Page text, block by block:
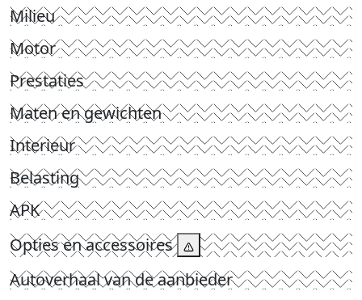
Milieu
Motor
Prestaties
Maten en gewichten
Interieur
Belasting
APK
Opties en accessoires
Autoverhaal van de aanbieder